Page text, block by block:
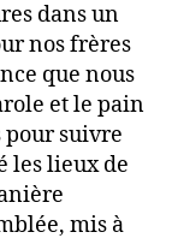
dans un
nos frères
que nous
et le pain
pour suivre
les lieux de
mis à